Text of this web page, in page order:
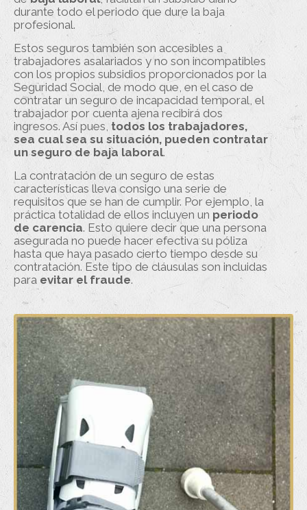
durante todo el periodo que dure la baja
profesional.
Estos seguros también son accesibles a
trabajadores asalariados y no son incompatibles
con los propios subsidios proporcionados por la
Seguridad Social, de modo que, en el caso de
contratar un seguro de incapacidad temporal, el
trabajador por cuenta ajena recibirá dos
ingresos. Así pues, todos los trabajadores,
sea cual sea su situación, pueden contratar
un seguro de baja laboral.
La contratación de un seguro de estas
características lleva consigo una serie de
requisitos que se han de cumplir. Por ejemplo, la
práctica totalidad de ellos incluyen un periodo
de carencia. Esto quiere decir que una persona
asegurada no puede hacer efectiva su póliza
hasta que haya pasado cierto tiempo desde su
contratación. Este tipo de cláusulas son incluidas
para evitar el fraude.